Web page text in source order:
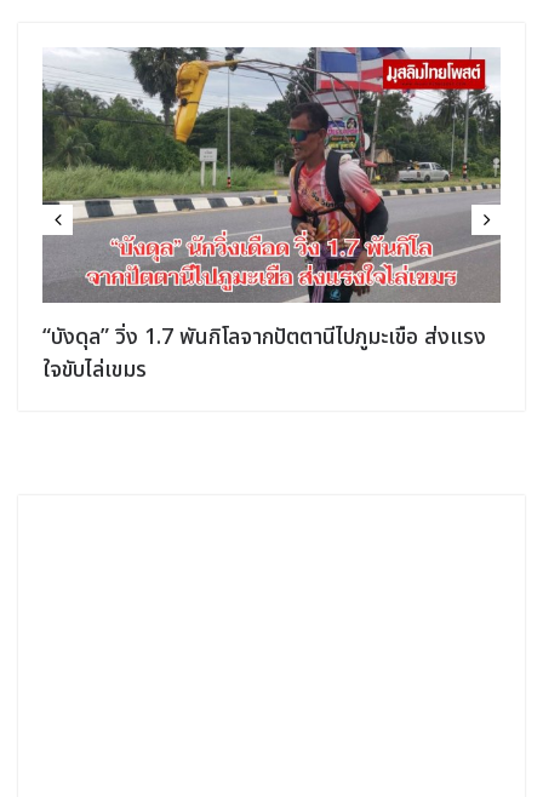
“บังดุล” วิ่ง 1.7 พันกิโลจากปัตตานีไปภูมะเขือ ส่งแรง
ใจขับไล่เขมร